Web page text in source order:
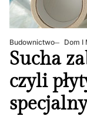
Budownictwo Dom I
Sucha
czyli